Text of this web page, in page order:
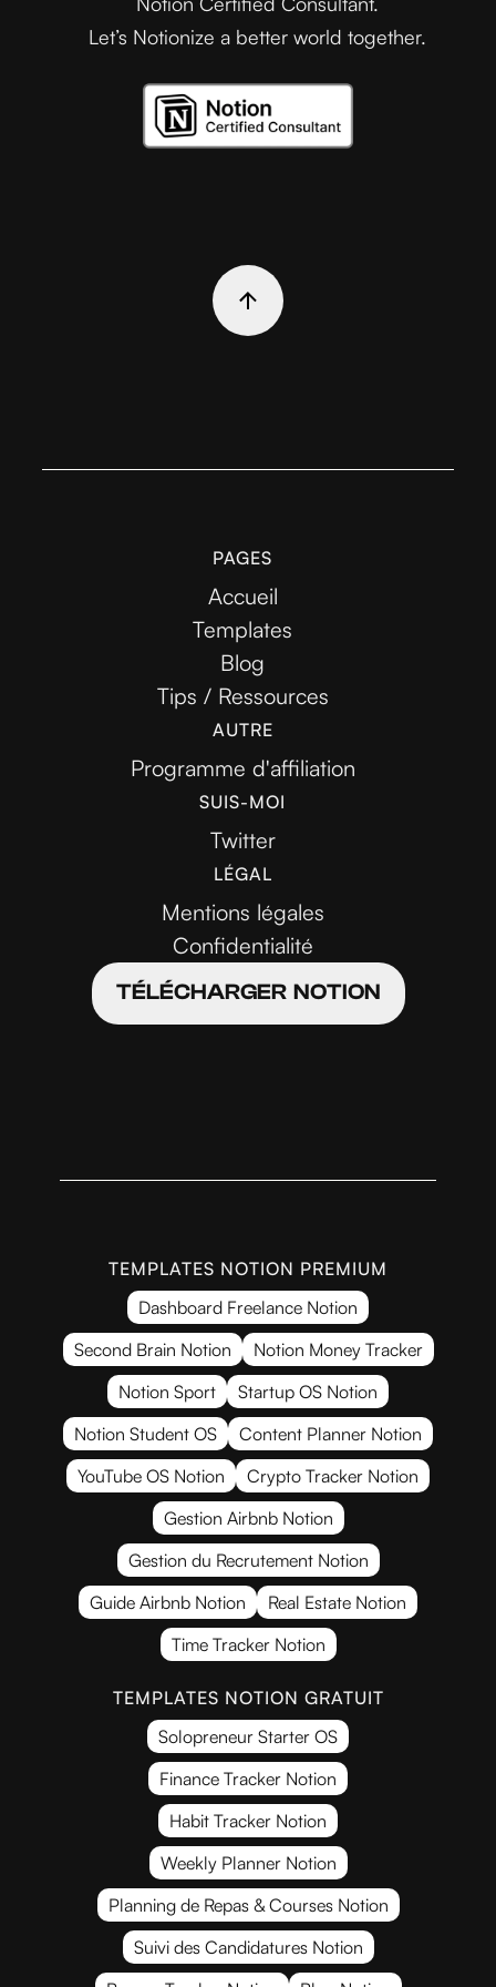
Let’s Notionize a better world together.
PAGES
Accueil
Templates
Blog
Tips / Ressources
AUTRE
Programme d'affiliation
SUIS-MOI
Twitter
LÉGAL
Mentions légales
Confidentialité
TÉLÉCHARGER NOTION
TEMPLATES NOTION PREMIUM
Dashboard Freelance Notion
Second Brain Notion
Notion Money Tracker
Notion Sport
Startup OS Notion
Notion Student OS
Content Planner Notion
YouTube OS Notion
Crypto Tracker Notion
Gestion Airbnb Notion
Gestion du Recrutement Notion
Guide Airbnb Notion
Real Estate Notion
Time Tracker Notion
TEMPLATES NOTION GRATUIT
Solopreneur Starter OS
Finance Tracker Notion
Habit Tracker Notion
Weekly Planner Notion
Planning de Repas & Courses Notion
Suivi des Candidatures Notion